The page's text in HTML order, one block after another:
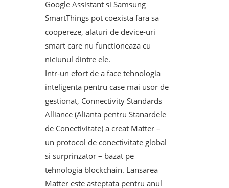
Google Assistant si Samsung
SmartThings pot coexista fara sa
coopereze, alaturi de device-uri
smart care nu functioneaza cu
niciunul dintre ele.
Intr-un efort de a face tehnologia
inteligenta pentru case mai usor de
gestionat, Connectivity Standards
Alliance (Alianta pentru Stanardele
de Conectivitate) a creat Matter –
un protocol de conectivitate global
si surprinzator – bazat pe
tehnologia blockchain. Lansarea
Matter este asteptata pentru anul